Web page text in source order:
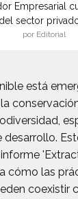
Empresarial
sector
por Editorial
está
desarrollo.
cómo las
coexistir